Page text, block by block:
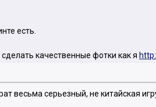
есть.
качественные фотки как я
весьма серьезный, не китайская